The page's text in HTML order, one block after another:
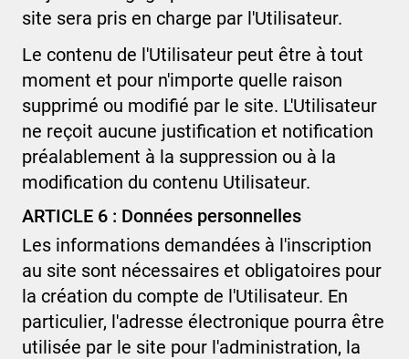
site sera pris en charge par l'Utilisateur.
Le contenu de l'Utilisateur peut être à tout
moment et pour n'importe quelle raison
supprimé ou modifié par le site. L'Utilisateur
ne reçoit aucune justification et notification
préalablement à la suppression ou à la
modification du contenu Utilisateur.
ARTICLE 6 : Données personnelles
Les informations demandées à l'inscription
au site sont nécessaires et obligatoires pour
la création du compte de l'Utilisateur. En
particulier, l'adresse électronique pourra être
utilisée par le site pour l'administration, la